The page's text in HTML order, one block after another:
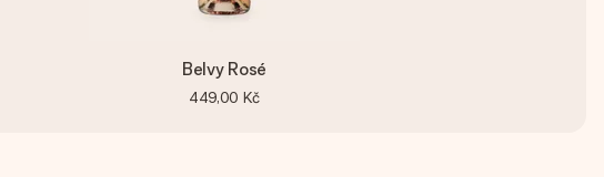
Belvy Rosé
449,00 Kč